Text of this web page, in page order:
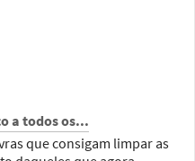
a todos os...
que consigam limpar as